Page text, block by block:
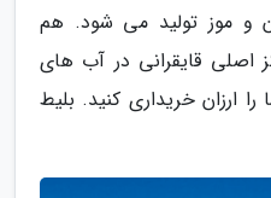
و موز تولید می شود. هم
اصلی قایقرانی در آب های
ارزان خریداری کنید. بلیط